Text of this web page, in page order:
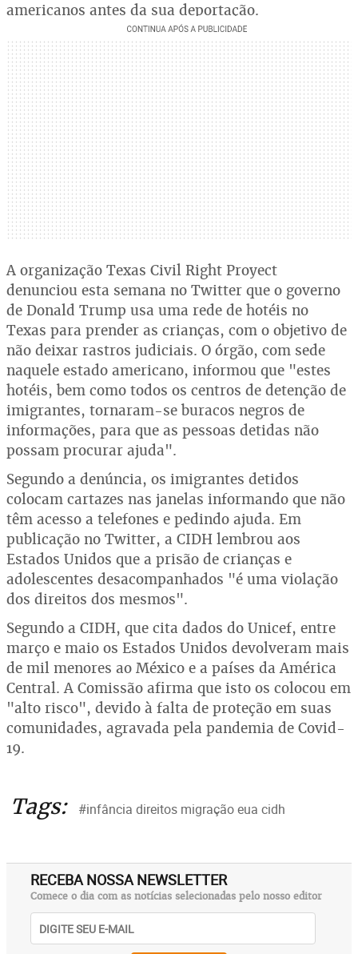
americanos antes da sua deportação.
A organização Texas Civil Right Proyect
denunciou esta semana no Twitter que o governo
de Donald Trump usa uma rede de hotéis no
Texas para prender as crianças, com o objetivo de
não deixar rastros judiciais. O órgão, com sede
naquele estado americano, informou que "estes
hotéis, bem como todos os centros de detenção de
imigrantes, tornaram-se buracos negros de
informações, para que as pessoas detidas não
possam procurar ajuda".
Segundo a denúncia, os imigrantes detidos
colocam cartazes nas janelas informando que não
têm acesso a telefones e pedindo ajuda. Em
publicação no Twitter, a CIDH lembrou aos
Estados Unidos que a prisão de crianças e
adolescentes desacompanhados "é uma violação
dos direitos dos mesmos".
Segundo a CIDH, que cita dados do Unicef, entre
março e maio os Estados Unidos devolveram mais
de mil menores ao México e a países da América
Central. A Comissão afirma que isto os colocou em
"alto risco", devido à falta de proteção em suas
comunidades, agravada pela pandemia de Covid-
19.
Tags: #infância direitos migração eua cidh
RECEBA NOSSA NEWSLETTER
Comece o dia com as notícias selecionadas pelo nosso editor